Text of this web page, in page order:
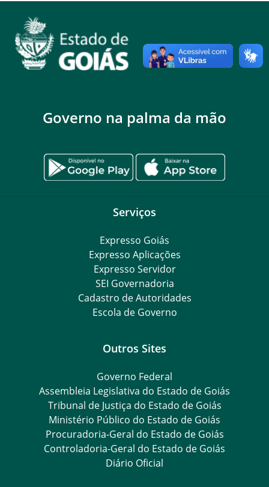
Governo na palma da mão
Serviços
Expresso Goiás
Expresso Aplicações
Expresso Servidor
SEI Governadoria
Cadastro de Autoridades
Escola de Governo
Outros Sites
Governo Federal
Assembleia Legislativa do Estado de Goiás
Tribunal de Justiça do Estado de Goiás
Ministério Público do Estado de Goiás
Procuradoria-Geral do Estado de Goiás
Controladoria-Geral do Estado de Goiás
Diário Oficial